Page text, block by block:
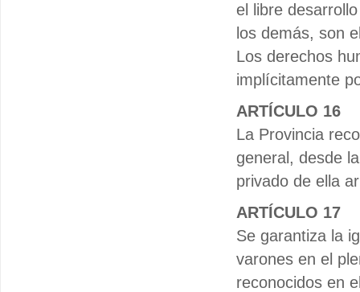
el libre
los demás, son
Los derechos
implícitamente
ARTÍCULO 16
La Provincia
general, desde
privado de ella
ARTÍCULO 17
Se garantiza la
varones en el
reconocidos en